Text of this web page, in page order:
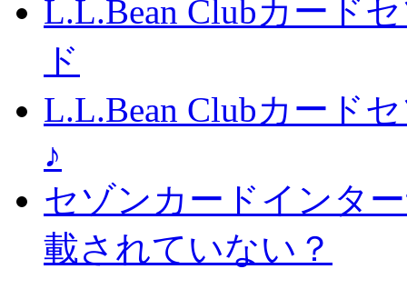
L.L.Bean Clubカード
ド
L.L.Bean Clubカード
♪
セゾンカードインタ
載されていない？